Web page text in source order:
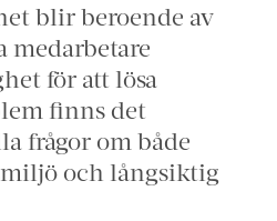
blir beroende av
medarbetare
för att lösa
finns det
frågor om både
och långsiktig